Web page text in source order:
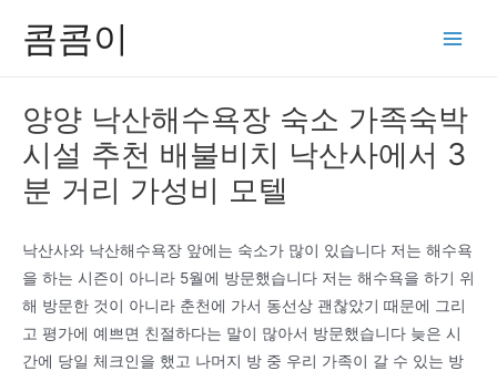
콤콤이
양양 낙산해수욕장 숙소 가족숙박
시설 추천 배불비치 낙산사에서 3
분 거리 가성비 모텔
낙산사와 낙산해수욕장 앞에는 숙소가 많이 있습니다 저는 해수욕
을 하는 시즌이 아니라 5월에 방문했습니다 저는 해수욕을 하기 위
해 방문한 것이 아니라 춘천에 가서 동선상 괜찮았기 때문에 그리
고 평가에 예쁘면 친절하다는 말이 많아서 방문했습니다 늦은 시
간에 당일 체크인을 했고 나머지 방 중 우리 가족이 갈 수 있는 방